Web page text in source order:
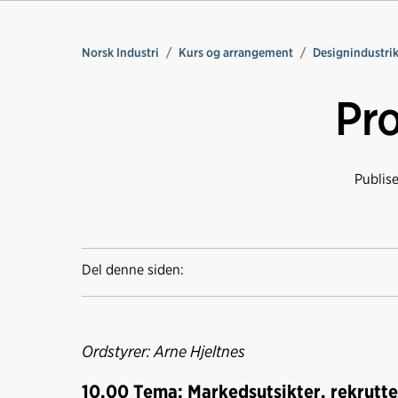
Norsk Industri Kurs og arrangement
Del denne siden:
Ordstyrer: Arne Hjeltnes
10.00 Tema: Markedsutsikter,